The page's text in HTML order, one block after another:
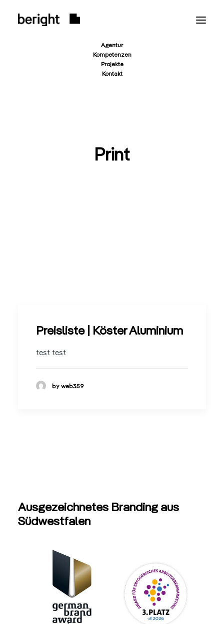
Agentur
Kompetenzen
Projekte
Kontakt
Print
Preisliste | Köster Aluminium
test test
by web359
Ausgezeichnetes Branding aus
Südwestfalen